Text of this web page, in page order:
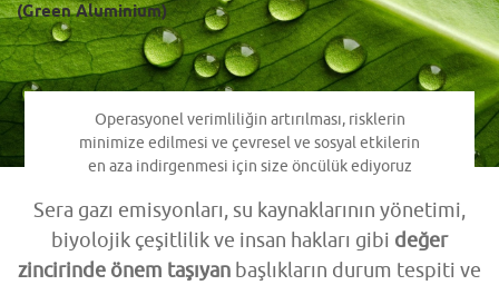
(Green Aluminium)
Operasyonel verimliliğin artırılması, risklerin
minimize edilmesi ve çevresel ve sosyal etkilerin
en aza indirgenmesi için size öncülük ediyoruz
Sera gazı emisyonları, su kaynaklarının yönetimi,
biyolojik çeşitlilik ve insan hakları gibi değer
zincirinde önem taşıyan başlıkların durum tespiti ve